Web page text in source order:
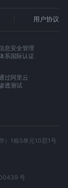
用户协议
息安全管理
系国际认证
过阿里云
透测试
）1栋5单元10层1号
号